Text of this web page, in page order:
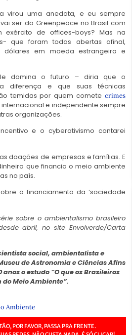
virou uma anedota, e eu sempre
ser do Greenpeace no Brasil com
de offices-boys? Mas na
que foram todas abertas afinal,
em moeda estrangeira e
domina o futuro – diria que o
diferença e que suas técnicas
temidas por quem comete crimes
internacional e independente sempre
organizações.
e o cyberativismo contarei
doações de empresas e famílias. E
que financia o meio ambiente
no país.
o financiamento da ‘sociedade
sobre o ambientalismo brasileiro
abril, no site Envolverde/Carta
social, ambientalista e
de Astronomia e Ciências Afins
o estudo “O que os Brasileiros
do Meio Ambiente”.
Ambiente
POR FAVOR, PASSA PRA FRENTE.